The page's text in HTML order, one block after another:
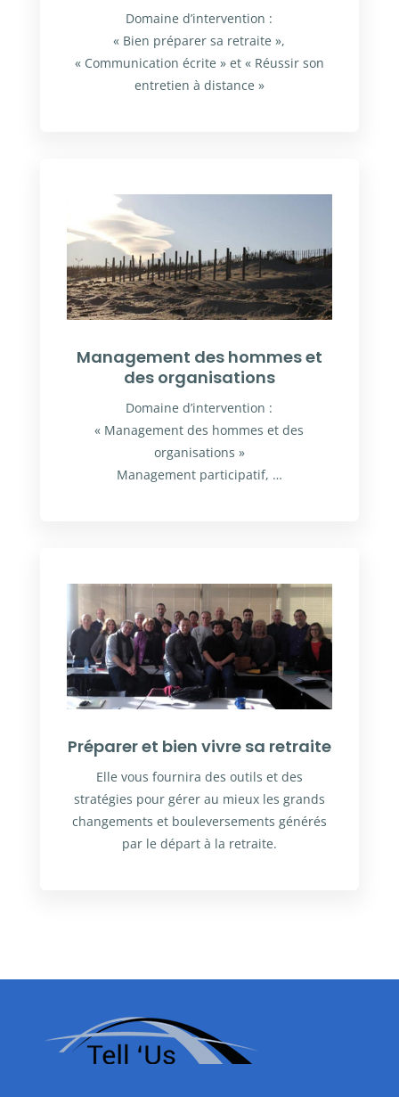
Domaine d’intervention :
« Bien préparer sa retraite »,
« Communication écrite » et « Réussir son
entretien à distance »
Management des hommes et
des organisations
Domaine d’intervention :
« Management des hommes et des
organisations »
Management participatif, …
Préparer et bien vivre sa retraite
Elle vous fournira des outils et des
stratégies pour gérer au mieux les grands
changements et bouleversements générés
par le départ à la retraite.